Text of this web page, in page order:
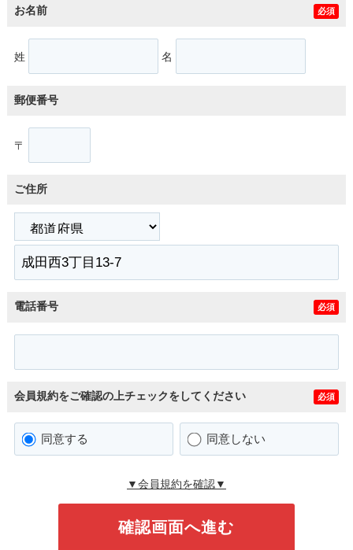
お名前 必須
姓 名
郵便番号
〒
ご住所
電話番号 必須
会員規約をご確認の上チェックをしてください 必須
同意する 同意しない
▼会員規約を確認▼